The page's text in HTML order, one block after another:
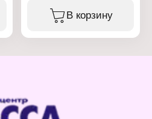
наволочек
Размер: 50х70 см
Плотность ткани: 110 г/
кв.м
В корзину